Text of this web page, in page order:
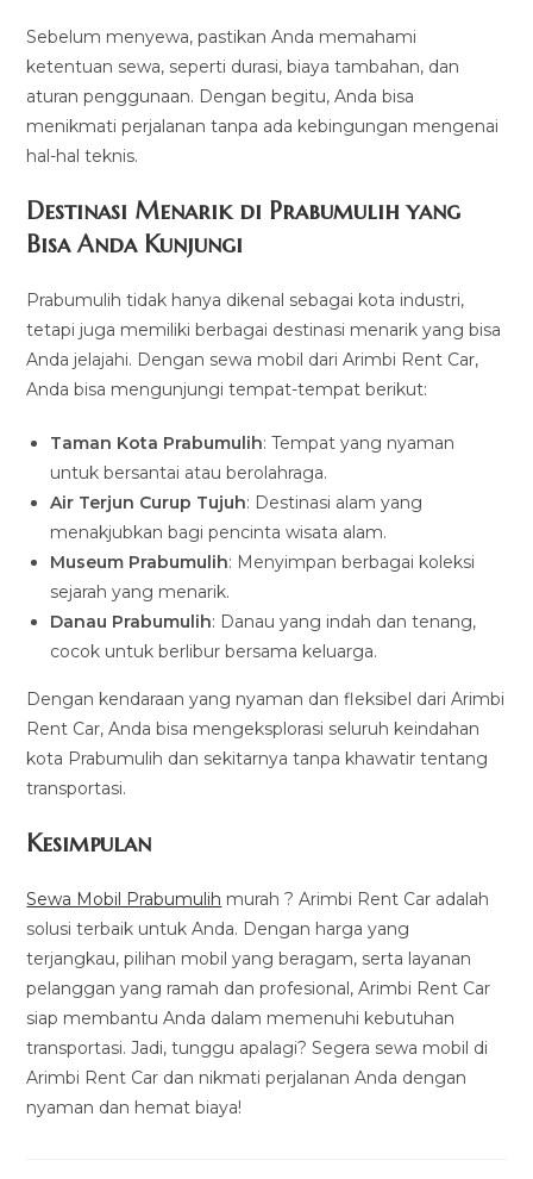
Sebelum menyewa, pastikan Anda memahami
ketentuan sewa, seperti durasi, biaya tambahan, dan
aturan penggunaan. Dengan begitu, Anda bisa
menikmati perjalanan tanpa ada kebingungan mengenai
hal-hal teknis.
Destinasi Menarik di Prabumulih yang
Bisa Anda Kunjungi
Prabumulih tidak hanya dikenal sebagai kota industri,
tetapi juga memiliki berbagai destinasi menarik yang bisa
Anda jelajahi. Dengan sewa mobil dari Arimbi Rent Car,
Anda bisa mengunjungi tempat-tempat berikut:
Taman Kota Prabumulih: Tempat yang nyaman
untuk bersantai atau berolahraga.
Air Terjun Curup Tujuh: Destinasi alam yang
menakjubkan bagi pencinta wisata alam.
Museum Prabumulih: Menyimpan berbagai koleksi
sejarah yang menarik.
Danau Prabumulih: Danau yang indah dan tenang,
cocok untuk berlibur bersama keluarga.
Dengan kendaraan yang nyaman dan fleksibel dari Arimbi
Rent Car, Anda bisa mengeksplorasi seluruh keindahan
kota Prabumulih dan sekitarnya tanpa khawatir tentang
transportasi.
Kesimpulan
Sewa Mobil Prabumulih murah ? Arimbi Rent Car adalah
solusi terbaik untuk Anda. Dengan harga yang
terjangkau, pilihan mobil yang beragam, serta layanan
pelanggan yang ramah dan profesional, Arimbi Rent Car
siap membantu Anda dalam memenuhi kebutuhan
transportasi. Jadi, tunggu apalagi? Segera sewa mobil di
Arimbi Rent Car dan nikmati perjalanan Anda dengan
nyaman dan hemat biaya!